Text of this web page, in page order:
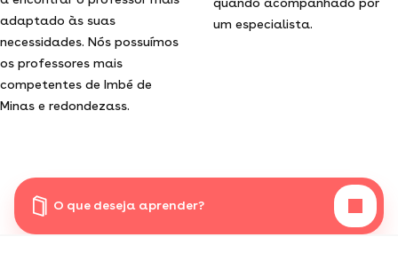
adaptado às suas
necessidades. Nós possuímos
os professores mais
competentes de Imbé de
Minas e redondezass.
um especialista.
O que deseja aprender?